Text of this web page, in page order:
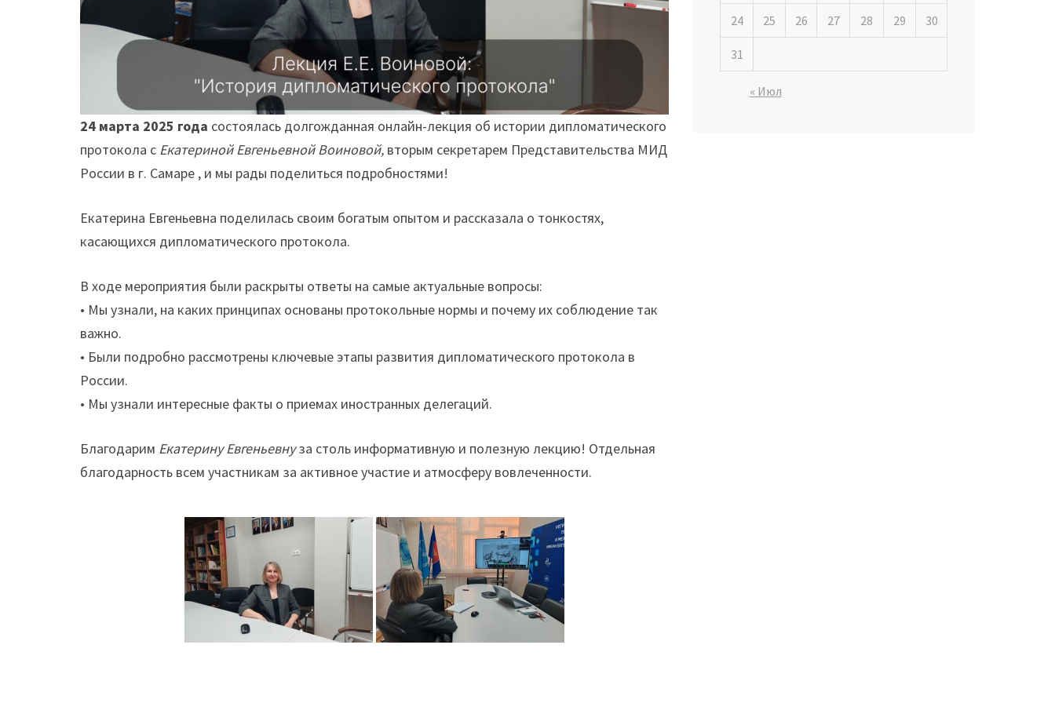
24 марта 2025 года состоялась долгожданная онлайн-лекция об истории дипломатического
протокола с Екатериной Евгеньевной Воиновой, вторым секретарем Представительства МИД
России в г. Самаре , и мы рады поделиться подробностями!
Екатерина Евгеньевна поделилась своим богатым опытом и рассказала о тонкостях,
касающихся дипломатического протокола.
В ходе мероприятия были раскрыты ответы на самые актуальные вопросы:
• Мы узнали, на каких принципах основаны протокольные нормы и почему их соблюдение так
важно.
• Были подробно рассмотрены ключевые этапы развития дипломатического протокола в
России.
• Мы узнали интересные факты о приемах иностранных делегаций.
Благодарим Екатерину Евгеньевнуза столь информативную и полезную лекцию! Отдельная
благодарность всем участникам за активное участие и атмосферу вовлеченности.
24 25 26 27 28 29 30
31
« Июл